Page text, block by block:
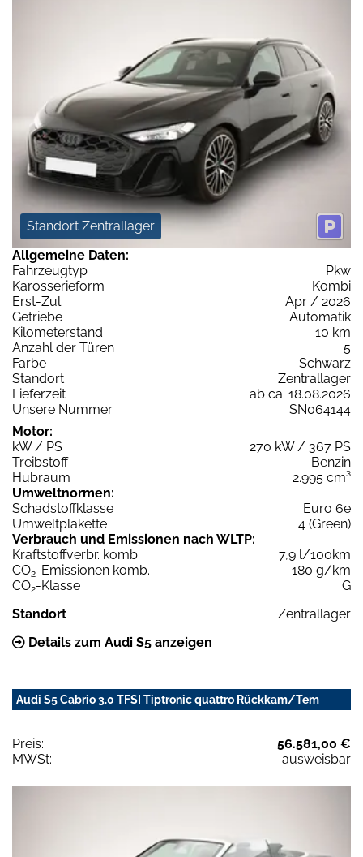
Standort Zentrallager
Allgemeine Daten:
Fahrzeugtyp
Pkw
Karosserieform
Kombi
Erst-Zul.
Apr / 2026
Getriebe
Automatik
Kilometerstand
10 km
Anzahl der Türen
5
Farbe
Schwarz
Standort
Zentrallager
Lieferzeit
ab ca. 18.08.2026
Unsere Nummer
SN064144
Motor:
kW / PS
270 kW / 367 PS
Treibstoff
Benzin
Hubraum
2.995 cm³
Umweltnormen:
Schadstoffklasse
Euro 6e
Umweltplakette
4 (Green)
Verbrauch und Emissionen nach WLTP:
Kraftstoffverbr. komb.
7,9 l/100km
CO2-Emissionen komb.
180 g/km
CO2-Klasse
G
Standort
Zentrallager
Details zum Audi S5 anzeigen
Audi S5 Cabrio 3.0 TFSI Tiptronic quattro Rückkam/Tem
Preis:
56.581,00 €
MWSt:
ausweisbar